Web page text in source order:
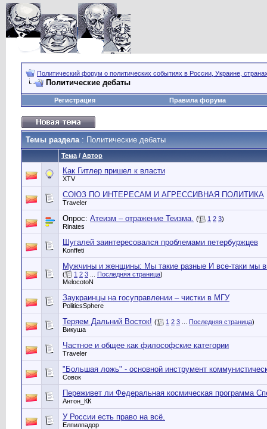
Политический форум о политических событиях в России, Украине,
Политические дебаты
Регистрация Правила форума
Темы раздела: Политические дебаты
Тема / Автор
Как Гитлер пришел к власти
XTV
СОЮЗ ПО ИНТЕРЕСАМ И АГРЕССИВНАЯ ПОЛИТИКА
Traveler
Опрос: Атеизм – отражение Теизма. ( 1 2 3)
Rinates
Шугалей заинтересовался проблемами петербуржцев
Konffeti
Мужчины и женщины: Мы такие разные И все-таки мы
( 1 2 3 Последняя страница)
MelocotoN
Заукраинцы на госуправлении – чистки в МГУ
PoliticsSphere
Теряем Дальний Восток! ( 1 2 3 Последняя страница)
Викуша
Частное и общее как философские категории
Traveler
"Большая ложь" - основной инструмент
Совок
Переживет ли Федеральная космическая программа
Антон_КК
У России есть право на всё.
Елпилпадор